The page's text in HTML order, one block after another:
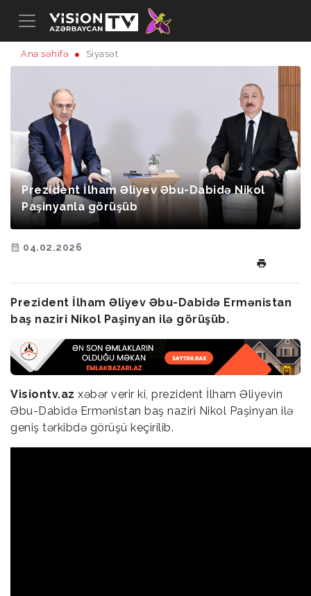
Ana səhifə Siyasət
Prezident İlham Əliyev Əbu-Dabidə Nikol
Paşinyanla görüşüb
04.02.2026
Prezident İlham Əliyev Əbu-Dabidə Ermənistan
baş naziri Nikol Paşinyan ilə görüşüb.
Visiontv.az xəbər verir ki, prezident İlham Əliyevin
Əbu-Dabidə Ermənistan baş naziri Nikol Paşinyan ilə
geniş tərkibdə görüşü keçirilib.